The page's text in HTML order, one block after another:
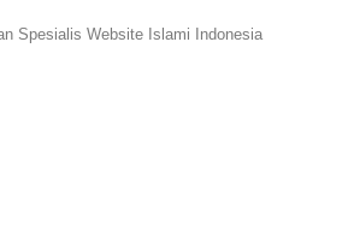
Spesialis Website Islami Indonesia